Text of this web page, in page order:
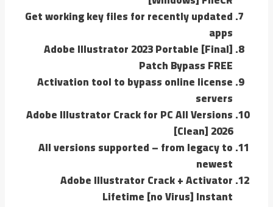
Get working key files for recently updated
apps
Adobe Illustrator 2023 Portable [Final]
Patch Bypass FREE
Activation tool to bypass online license
servers
Adobe Illustrator Crack for PC All Versions
[Clean] 2026
All versions supported – from legacy to
newest
Adobe Illustrator Crack + Activator
Lifetime [no Virus] Instant